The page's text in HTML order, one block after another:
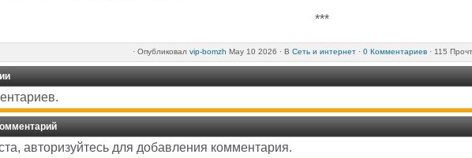
***
· Опубликовал vip-bomzh May 10 2026 · В Сеть и интернет · 0 Комментариев · 115
авторизуйтесь для добавления комментария.